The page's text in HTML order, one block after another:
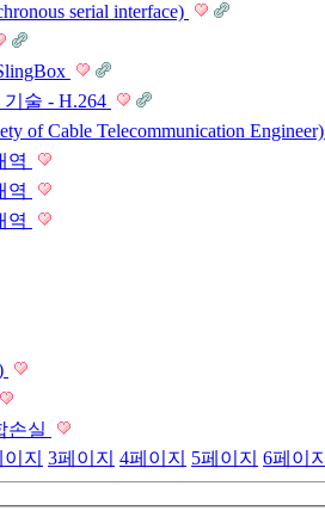
serial interface)
술 - H.264
of Cable Telecommunication Engineer)
역
역
역
손실
지 3페이지 4페이지 5페이지 6페이지